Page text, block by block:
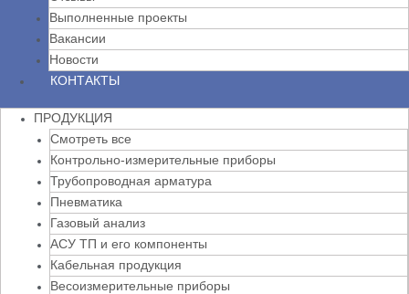
Выполненные проекты
Вакансии
Новости
КОНТАКТЫ
ПРОДУКЦИЯ
Смотреть все
Контрольно-измерительные приборы
Трубопроводная арматура
Пневматика
Газовый анализ
АСУ ТП и его компоненты
Кабельная продукция
Весоизмерительные приборы